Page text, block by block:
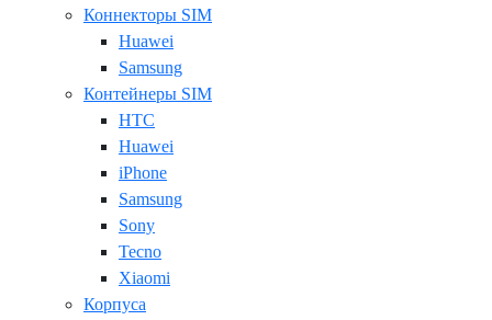
Коннекторы SIM
Huawei
Samsung
Контейнеры SIM
HTC
Huawei
iPhone
Samsung
Sony
Tecno
Xiaomi
Корпуса